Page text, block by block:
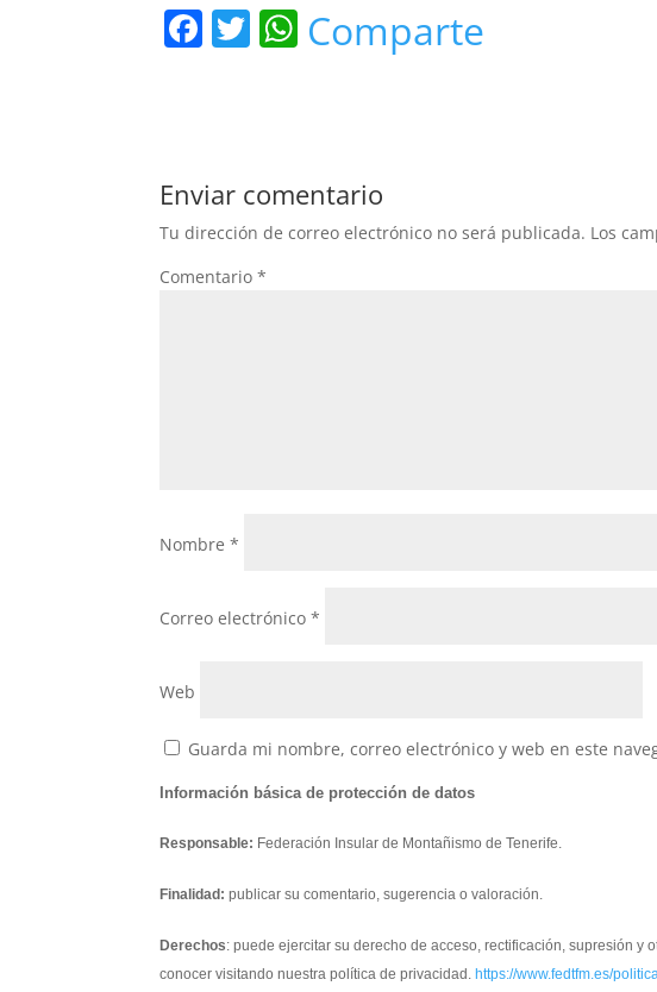
F
b
o
o
k
T W
A
p
p
Comparte
Enviar comentario
Tu dirección de correo electrónico no será publicada. Los
Comentario*
Nombre*
Correo electrónico*
Web
Guarda mi nombre, correo electrónico y web en este
Información básica de protección de datos
Responsable: Federación Insular de Montañismo de Tenerife.
Finalidad: publicar su comentario, sugerencia o valoración.
Derechos: puede ejercitar su derecho de acceso, rectificación, supresión
conocer visitando nuestra política de privacidad. https://www.fedtfm.es/